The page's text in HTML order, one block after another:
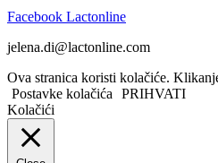
Facebook Lactonline
jelena.di@lactonline.com
Ova stranica koristi kolačiće.
Postavke kolačića
PRIHVATI
Kolačići